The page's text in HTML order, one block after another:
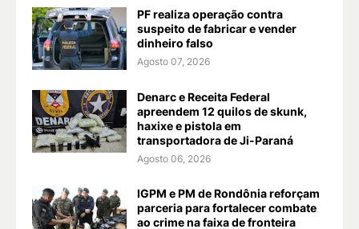
PF realiza operação contra
suspeito de fabricar e vender
dinheiro falso
Agosto 07, 2026
Denarc e Receita Federal
apreendem 12 quilos de skunk,
haxixe e pistola em
transportadora de Ji-Paraná
Agosto 06, 2026
IGPM e PM de Rondônia reforçam
parceria para fortalecer combate
ao crime na faixa de fronteira